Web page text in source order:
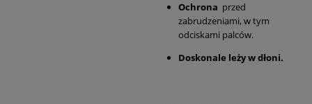
Ochrona przed
zabrudzeniami, w tym
odciskami palców.
Doskonale leży w dłoni.